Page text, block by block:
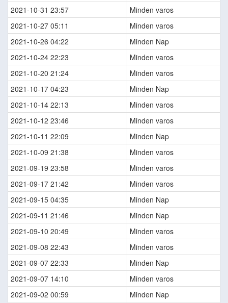
2021-10-31 23:57
Minden varos
2021-10-27 05:11
Minden varos
2021-10-26 04:22
Minden Nap
2021-10-24 22:23
Minden varos
2021-10-20 21:24
Minden varos
2021-10-17 04:23
Minden Nap
2021-10-14 22:13
Minden varos
2021-10-12 23:46
Minden varos
2021-10-11 22:09
Minden Nap
2021-10-09 21:38
Minden varos
2021-09-19 23:58
Minden varos
2021-09-17 21:42
Minden varos
2021-09-15 04:35
Minden Nap
2021-09-11 21:46
Minden Nap
2021-09-10 20:49
Minden varos
2021-09-08 22:43
Minden varos
2021-09-07 22:33
Minden Nap
2021-09-07 14:10
Minden varos
2021-09-02 00:59
Minden Nap